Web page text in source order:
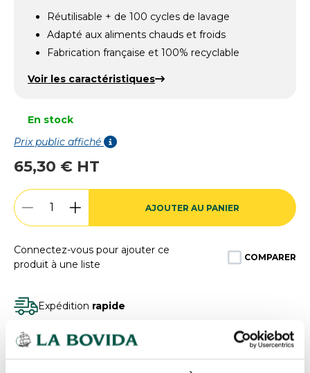
Réutilisable + de 100 cycles de lavage
Adapté aux aliments chauds et froids
Fabrication française et 100% recyclable
Voir les caractéristiques
En stock
Prix public affiché
65,30 € HT
AJOUTER AU PANIER
Connectez-vous pour ajouter ce
produit à une liste
COMPARER
Expédition rapide